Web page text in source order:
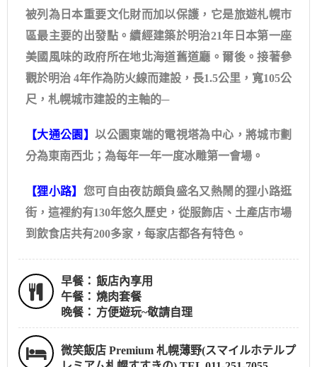
被列為日本重要文化財而加以保護，它是旅遊札幌市
區最主要的出發點。續經建築於明治21年日本第一座
美國風味的政府所在地北海道舊道廳。爾後。接著參
觀於明治 4年作為防火線而建設，長1.5公里，寬105公
尺，札幌城市建設的主軸的─
【大通公園】以公園東端的電視塔為中心，將城市劃
分為東南西北；為每年一年一度冰雕第一會場。
【狸小路】 您可自由夜訪頗負盛名又熱鬧的狸小路逛
街，這裡約有130年悠久歷史，從服飾店、土產店市場
到飲食店共有200多家，每家店都各有特色。
早餐： 飯店內享用
午餐： 燒肉套餐
晚餐： 方便遊玩~敬請自理
微笑飯店 Premium 札幌薄野(スマイルホテルプ